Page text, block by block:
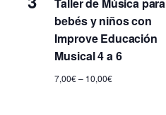
d
Taller de Música para
bebés y niños con
Improve Educación
Musical 4 a 6
7,00€ – 10,00€